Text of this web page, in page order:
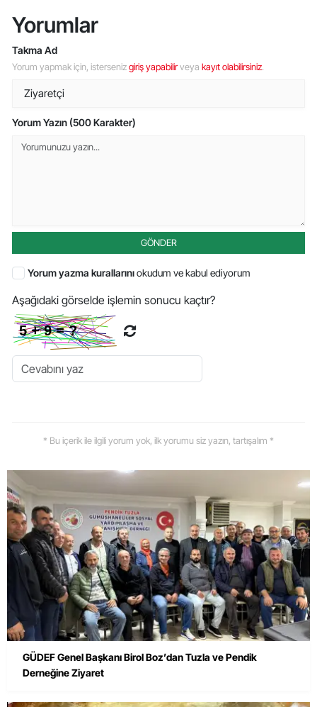
Yorumlar
Takma Ad
Yorum yapmak için, istersenizgiriş yapabilirveya kayıt olabilirsiniz.
Yorum Yazın (500 Karakter)
GÖNDER
Yorum yazma kurallarınıokudum ve kabul ediyorum
Aşağıdaki görselde işlemin sonucu kaçtır?
* Bu içerik ile ilgili yorum yok, ilk yorumu siz yazın, tartışalım *
GÜDEF Genel Başkanı Birol Boz’dan Tuzla ve Pendik
Derneğine Ziyaret